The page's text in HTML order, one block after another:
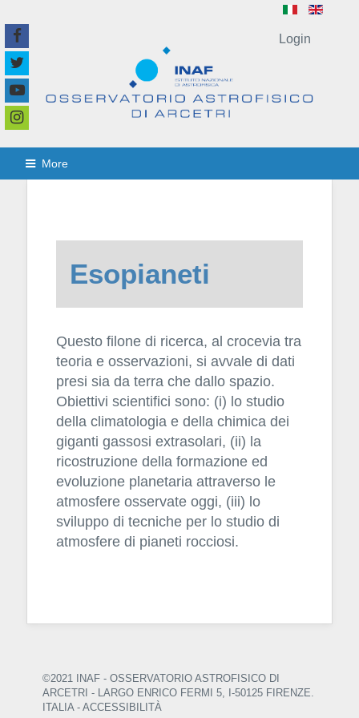
More
Esopianeti
Questo filone di ricerca, al crocevia tra
teoria e osservazioni, si avvale di dati
presi sia da terra che dallo spazio.
Obiettivi scientifici sono: (i) lo studio
della climatologia e della chimica dei
giganti gassosi extrasolari, (ii) la
ricostruzione della formazione ed
evoluzione planetaria attraverso le
atmosfere osservate oggi, (iii) lo
sviluppo di tecniche per lo studio di
atmosfere di pianeti rocciosi.
©2021 INAF - OSSERVATORIO ASTROFISICO DI
ARCETRI - LARGO ENRICO FERMI 5, I-50125 FIRENZE.
ITALIA - ACCESSIBILITÀ
Login